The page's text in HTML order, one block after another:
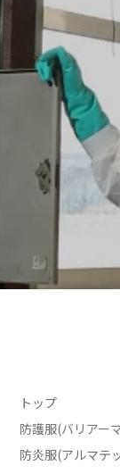
トップ
防護服(バリアー
防炎服(アルマテ